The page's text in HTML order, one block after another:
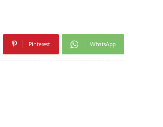
Pinterest WhatsApp